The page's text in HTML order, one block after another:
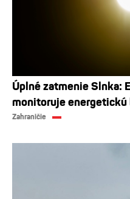
Úplné zatmenie Slnka:
monitoruje energetickú
Zahraničie